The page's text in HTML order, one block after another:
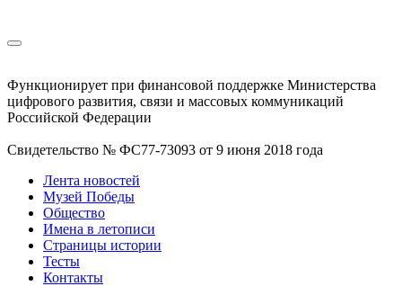
Функционирует при финансовой поддержке Министерства
цифрового развития, связи и массовых коммуникаций
Российской Федерации
Свидетельство № ФС77-73093 от 9 июня 2018 года
Лента новостей
Музей Победы
Общество
Имена в летописи
Страницы истории
Тесты
Контакты